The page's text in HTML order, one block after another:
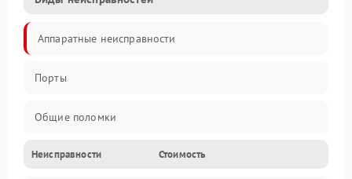
Аппаратные неисправности
Порты
Общие поломки
Устройства
Неисправности Стоимость